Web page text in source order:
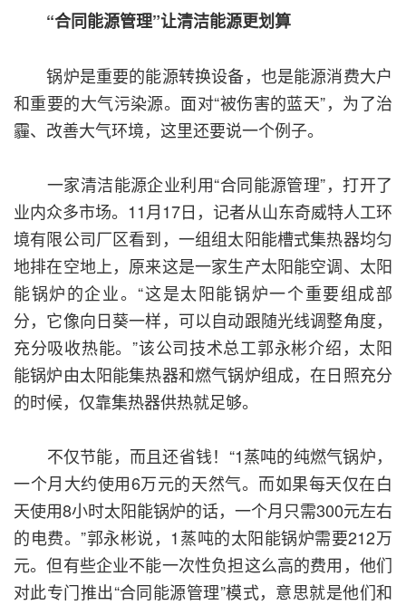
“合同能源管理”让清洁能源更划算
锅炉是重要的能源转换设备，也是能源消费大户
和重要的大气污染源。面对“被伤害的蓝天”，为了治
霾、改善大气环境，这里还要说一个例子。
一家清洁能源企业利用“合同能源管理”，打开了
业内众多市场。11月17日，记者从山东奇威特人工环
境有限公司厂区看到，一组组太阳能槽式集热器均匀
地排在空地上，原来这是一家生产太阳能空调、太阳
能锅炉的企业。“这是太阳能锅炉一个重要组成部
分，它像向日葵一样，可以自动跟随光线调整角度，
充分吸收热能。”该公司技术总工郭永彬介绍，太阳
能锅炉由太阳能集热器和燃气锅炉组成，在日照充分
的时候，仅靠集热器供热就足够。
不仅节能，而且还省钱！“1蒸吨的纯燃气锅炉，
一个月大约使用6万元的天然气。而如果每天仅在白
天使用8小时太阳能锅炉的话，一个月只需300元左右
的电费。”郭永彬说，1蒸吨的太阳能锅炉需要212万
元。但有些企业不能一次性负担这么高的费用，他们
对此专门推出“合同能源管理”模式，意思就是他们和